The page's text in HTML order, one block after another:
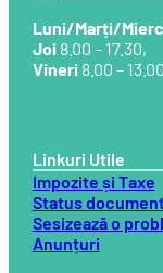
Luni/Marți/
Joi8.00 – 17.30,
Vineri8.00 – 13.00
Linkuri Utile
Impozite și Taxe
Status
Sesizează o
Anunțuri